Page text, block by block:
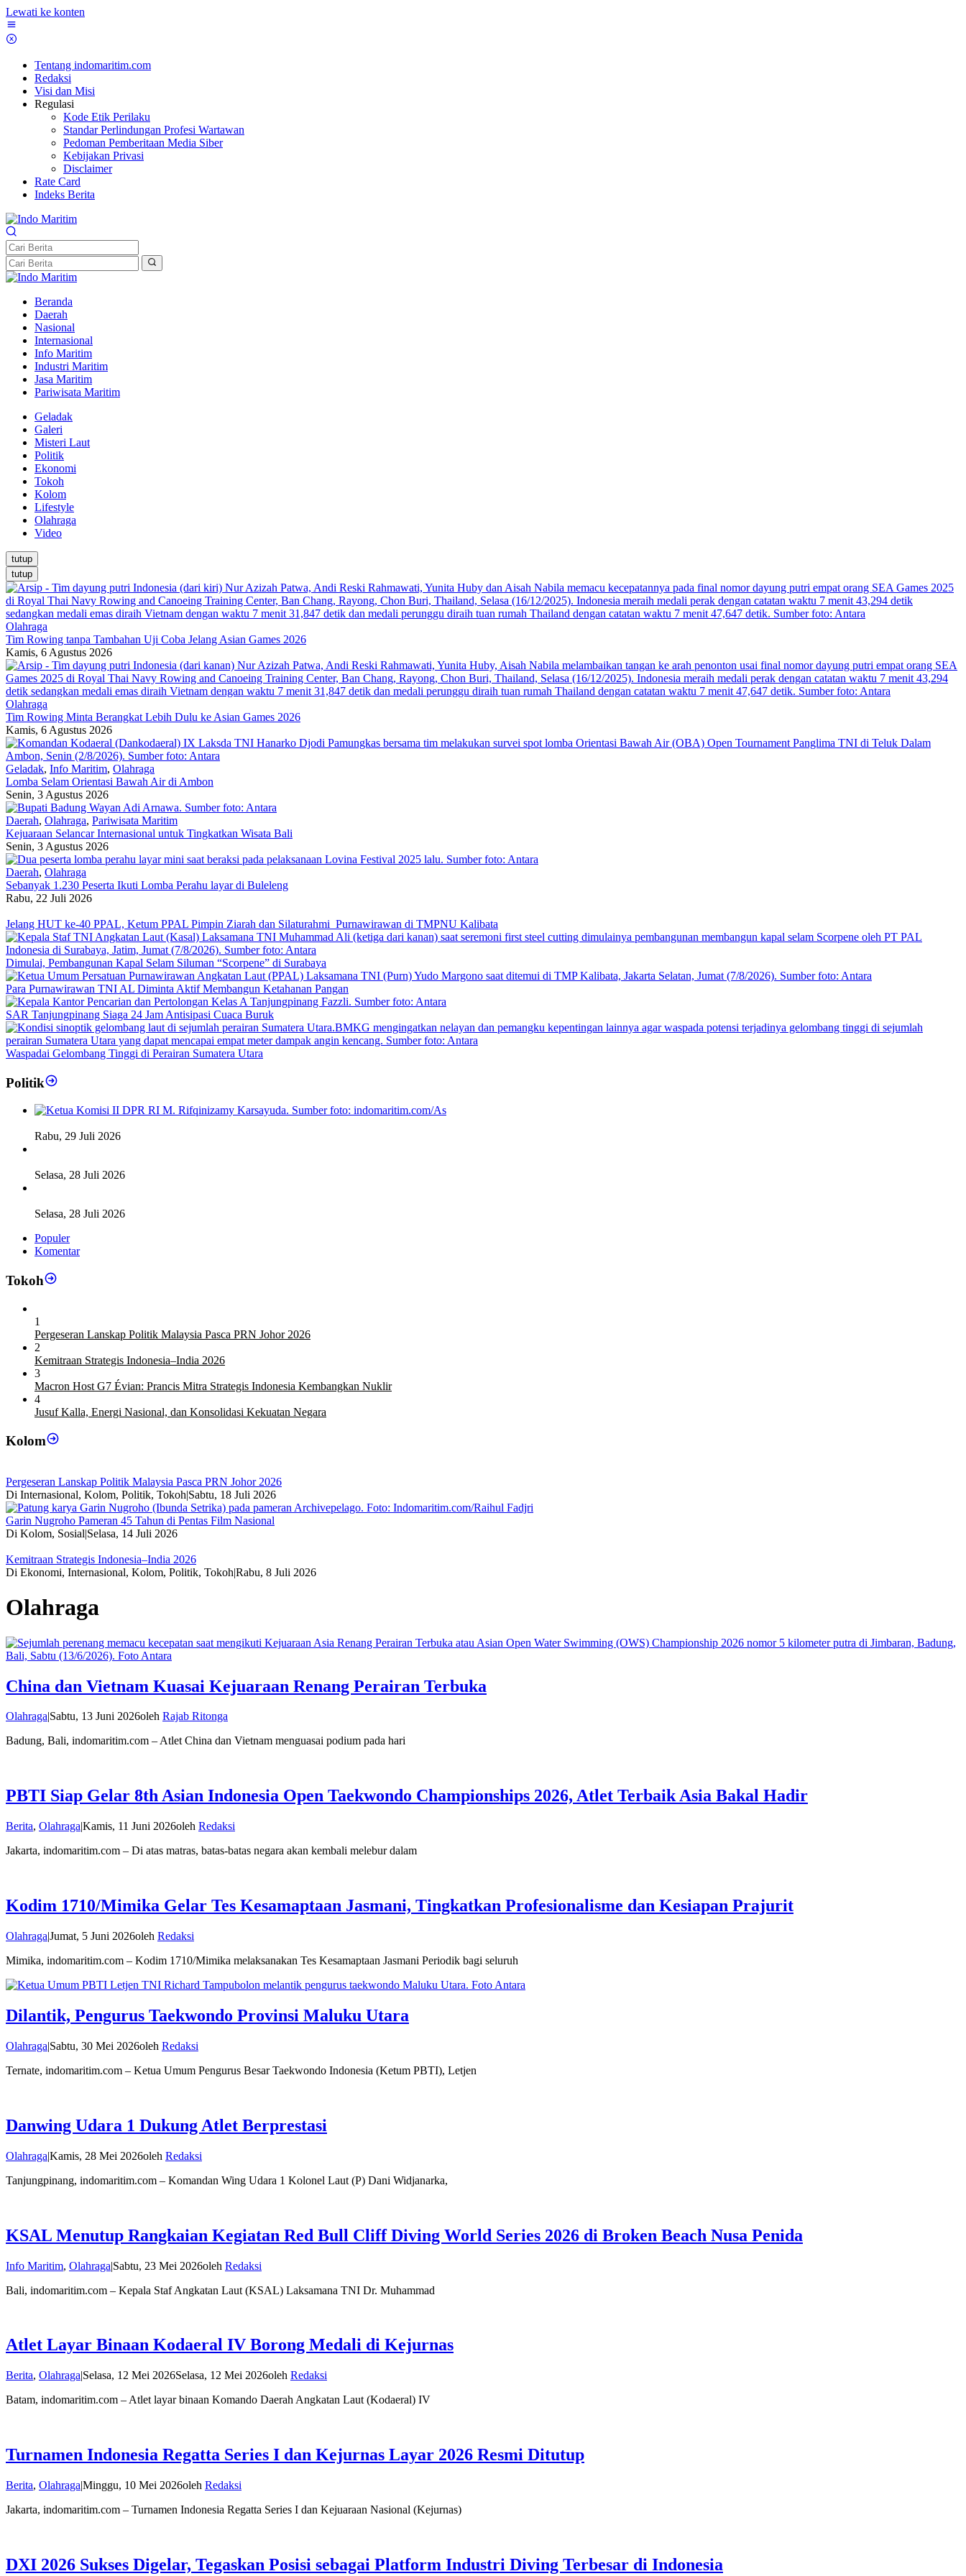
Lewati ke konten
Tentang indomaritim.com
Redaksi
Visi dan Misi
Regulasi
Kode Etik Perilaku
Standar Perlindungan Profesi Wartawan
Pedoman Pemberitaan Media Siber
Kebijakan Privasi
Disclaimer
Rate Card
Indeks Berita
Beranda
Daerah
Nasional
Internasional
Info Maritim
Industri Maritim
Jasa Maritim
Pariwisata Maritim
Geladak
Galeri
Misteri Laut
Politik
Ekonomi
Tokoh
Kolom
Lifestyle
Olahraga
Video
tutup
tutup
Olahraga
Tim Rowing tanpa Tambahan Uji Coba Jelang Asian Games 2026
Kamis, 6 Agustus 2026
Olahraga
Tim Rowing Minta Berangkat Lebih Dulu ke Asian Games 2026
Kamis, 6 Agustus 2026
Geladak, Info Maritim, Olahraga
Lomba Selam Orientasi Bawah Air di Ambon
Senin, 3 Agustus 2026
Daerah, Olahraga, Pariwisata Maritim
Kejuaraan Selancar Internasional untuk Tingkatkan Wisata Bali
Senin, 3 Agustus 2026
Daerah, Olahraga
Sebanyak 1.230 Peserta Ikuti Lomba Perahu layar di Buleleng
Rabu, 22 Juli 2026
Jelang HUT ke-40 PPAL, Ketum PPAL Pimpin Ziarah dan Silaturahmi Purnawirawan di TMPNU Kalibata
Dimulai, Pembangunan Kapal Selam Siluman “Scorpene” di Surabaya
Para Purnawirawan TNI AL Diminta Aktif Membangun Ketahanan Pangan
SAR Tanjungpinang Siaga 24 Jam Antisipasi Cuaca Buruk
Waspadai Gelombang Tinggi di Perairan Sumatera Utara
Politik
Rabu, 29 Juli 2026
Selasa, 28 Juli 2026
Selasa, 28 Juli 2026
Populer
Komentar
Tokoh
1
Pergeseran Lanskap Politik Malaysia Pasca PRN Johor 2026
2
Kemitraan Strategis Indonesia–India 2026
3
Macron Host G7 Évian: Prancis Mitra Strategis Indonesia Kembangkan Nuklir
4
Jusuf Kalla, Energi Nasional, dan Konsolidasi Kekuatan Negara
Kolom
Pergeseran Lanskap Politik Malaysia Pasca PRN Johor 2026
Di Internasional, Kolom, Politik, Tokoh|Sabtu, 18 Juli 2026
Garin Nugroho Pameran 45 Tahun di Pentas Film Nasional
Di Kolom, Sosial|Selasa, 14 Juli 2026
Kemitraan Strategis Indonesia–India 2026
Di Ekonomi, Internasional, Kolom, Politik, Tokoh|Rabu, 8 Juli 2026
Olahraga
China dan Vietnam Kuasai Kejuaraan Renang Perairan Terbuka
Olahraga Sabtu, 13 Juni 2026oleh Rajab Ritonga
Badung, Bali, indomaritim.com – Atlet China dan Vietnam menguasai podium pada hari
PBTI Siap Gelar 8th Asian Indonesia Open Taekwondo Championships 2026, Atlet Terbaik Asia Bakal Hadir
Berita, Olahraga|Kamis, 11 Juni 2026oleh Redaksi
Jakarta, indomaritim.com – Di atas matras, batas-batas negara akan kembali melebur dalam
Kodim 1710/Mimika Gelar Tes Kesamaptaan Jasmani, Tingkatkan Profesionalisme dan Kesiapan Prajurit
Olahraga|Jumat, 5 Juni 2026oleh Redaksi
Mimika, indomaritim.com – Kodim 1710/Mimika melaksanakan Tes Kesamaptaan Jasmani Periodik bagi seluruh
Dilantik, Pengurus Taekwondo Provinsi Maluku Utara
Olahraga|Sabtu, 30 Mei 2026oleh Redaksi
Ternate, indomaritim.com – Ketua Umum Pengurus Besar Taekwondo Indonesia (Ketum PBTI), Letjen
Danwing Udara 1 Dukung Atlet Berprestasi
Olahraga|Kamis, 28 Mei 2026oleh Redaksi
Tanjungpinang, indomaritim.com – Komandan Wing Udara 1 Kolonel Laut (P) Dani Widjanarka,
KSAL Menutup Rangkaian Kegiatan Red Bull Cliff Diving World Series 2026 di Broken Beach Nusa Penida
Info Maritim, Olahraga|Sabtu, 23 Mei 2026oleh Redaksi
Bali, indomaritim.com – Kepala Staf Angkatan Laut (KSAL) Laksamana TNI Dr. Muhammad
Atlet Layar Binaan Kodaeral IV Borong Medali di Kejurnas
Berita, Olahraga|Selasa, 12 Mei 2026Selasa, 12 Mei 2026oleh Redaksi
Batam, indomaritim.com – Atlet layar binaan Komando Daerah Angkatan Laut (Kodaeral) IV
Turnamen Indonesia Regatta Series I dan Kejurnas Layar 2026 Resmi Ditutup
Berita, Olahraga|Minggu, 10 Mei 2026oleh Redaksi
Jakarta, indomaritim.com – Turnamen Indonesia Regatta Series I dan Kejuaraan Nasional (Kejurnas)
DXI 2026 Sukses Digelar, Tegaskan Posisi sebagai Platform Industri Diving Terbesar di Indonesia